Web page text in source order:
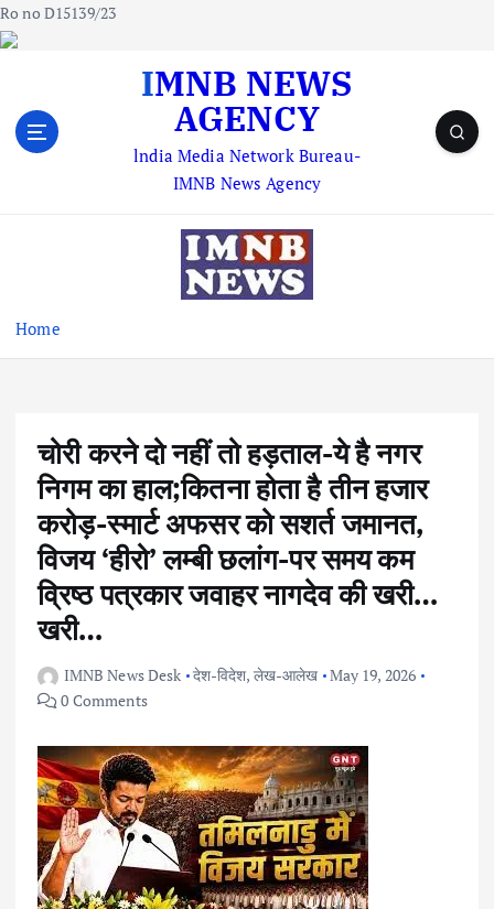
Ro no D15139/23
IMNB NEWS
AGENCY
lndia Media Network Bureau-
IMNB News Agency
Home
चोरी करने दो नहीं तो हड़ताल-ये है नगर
निगम का हाल;कितना होता है तीन हजार
करोड़-स्मार्ट अफसर को सशर्त जमानत,
विजय ‘हीरो’ लम्बी छलांग-पर समय कम
व्रिष्ठ पत्रकार जवाहर नागदेव की खरी…
खरी…
IMNB News Desk देश-विदेश, लेख-आलेख May 19, 2026
0 Comments